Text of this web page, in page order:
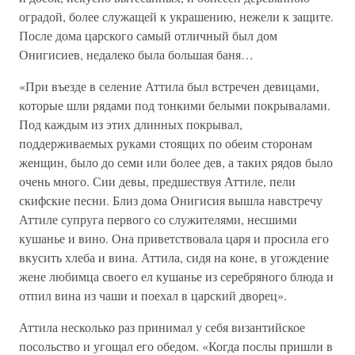
оградой, более служащей к украшению, нежели к защите.
После дома царского самый отличный был дом
Онигисиев, недалеко была большая баня…
«При въезде в селение Аттила был встречен девицами,
которые шли рядами под тонкими белыми покрывалами.
Под каждым из этих длинных покрывал,
поддерживаемых руками стоящих по обеим сторонам
женщин, было до семи или более дев, а таких рядов было
очень много. Сии девы, предшествуя Аттиле, пели
скифские песни. Близ дома Онигисия вышла навстречу
Аттиле супруга первого со служителями, несшими
кушанье и вино. Она приветствовала царя и просила его
вкусить хлеба и вина. Аттила, сидя на коне, в угождение
жене любимца своего ел кушанье из серебряного блюда и
отпил вина из чаши и поехал в царский дворец».
Аттила несколько раз принимал у себя византийское
посольство и угощал его обедом. «Когда послы пришли в